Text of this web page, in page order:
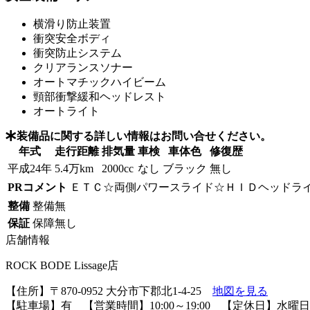
横滑り防止装置
衝突安全ボディ
衝突防止システム
クリアランスソナー
オートマチックハイビーム
頸部衝撃緩和ヘッドレスト
オートライト
装備品に関する詳しい情報はお問い合せください。
年式 走行距離 排気量 車検 車体色
修復歴
平成24年 5.4万km 2000cc なし ブラック 無し
PRコメント
ＥＴＣ☆両側パワースライド☆ＨＩＤヘッドラ
整備 整備無
保証 保障無し
店舗情報
ROCK BODE Lissage店
【住所】〒870-0952 大分市下郡北1-4-25 地図を見る
【駐車場】有 【営業時間】10:00～19:00 【定休日】水曜日